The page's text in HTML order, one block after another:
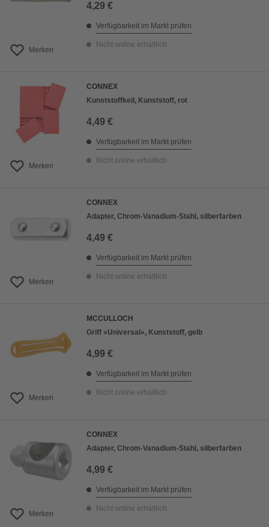
Merken
4,29 €
Verfügbarkeit im Markt prüfen
Nicht online erhältlich
Merken
CONNEX
Kunststoffkeil, Kunststoff, rot
4,49 €
Verfügbarkeit im Markt prüfen
Nicht online erhältlich
Merken
CONNEX
Adapter, Chrom-Vanadium-Stahl, silberfarben
4,49 €
Verfügbarkeit im Markt prüfen
Nicht online erhältlich
Merken
MCCULLOCH
Griff »Universal«, Kunststoff, gelb
4,99 €
Verfügbarkeit im Markt prüfen
Nicht online erhältlich
Merken
CONNEX
Adapter, Chrom-Vanadium-Stahl, silberfarben
4,99 €
Verfügbarkeit im Markt prüfen
Nicht online erhältlich